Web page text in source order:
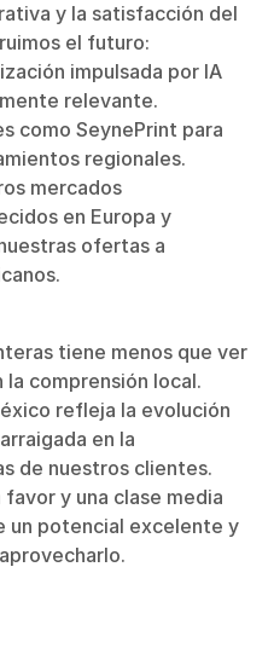
y la satisfacción del
el futuro:
impulsada por IA
relevante.
como SeynePrint para
regionales.
mercados
en Europa y
ofertas a
tiene menos que ver
la comprensión local.
refleja la evolución
en la
de nuestros clientes.
y una clase media
un potencial excelente y